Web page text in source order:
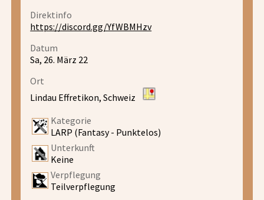
Direktinfo
https://discord.gg/YfWBMHzv
Datum
Sa, 26. März 22
Ort
Lindau Effretikon, Schweiz
Kategorie
LARP (Fantasy - Punktelos)
Unterkunft
Keine
Verpflegung
Teilverpflegung